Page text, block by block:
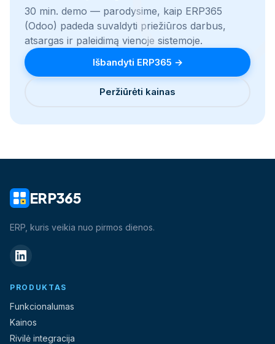
30 min. demo — parodysime, kaip ERP365
(Odoo) padeda suvaldyti priežiūros darbus,
atsargas ir paleidimą vienoje sistemoje.
Išbandyti ERP365 →
Peržiūrėti kainas
ERP365
ERP, kuris veikia nuo pirmos dienos.
PRODUKTAS
Funkcionalumas
Kainos
Rivilė integracija